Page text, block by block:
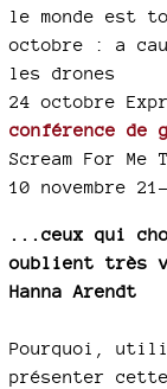
le monde est
octobre : a
les drones
24 octobre
conférence de
Scream For
10 novembre
...ceux qui
oublient très
Hanna Arendt
Pourquoi,
présenter